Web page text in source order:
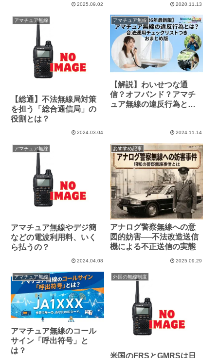
2025.09.02 2020.11.13
アマチュア無線
【総通】不法無線局対策
を担う「総合通信局」の
役割とは？
2024.03.04
アマチュア無線
【解説】わいせつな通
信？オフバンド？アマチ
ュア無線の違反行為とは
2024.11.14
アマチュア無線
アマチュア無線やデジ簡
などの電波利用料、いく
ら払うの？
2024.04.08
おすすめ記事
アナログ警察無線への意
図的妨害──不法改造送信
機による不正送信の実態
2025.09.29
アマチュア無線
アマチュア無線のコール
サイン「呼出符号」と
は？
外国の無線制度
米国のFRSとGMRSは日